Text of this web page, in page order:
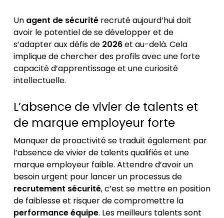
Un agent de sécuritérecruté aujourd’hui doit
avoir le potentiel de se développer et de
s’adapter aux défis de 2026et au-delà. Cela
implique de chercher des profils avec une forte
capacité d’apprentissage et une curiosité
intellectuelle.
L’absence de vivier de talents et
de marque employeur forte
Manquer de proactivité se traduit également par
l’absence de vivier de talents qualifiés et une
marque employeur faible. Attendre d’avoir un
besoin urgent pour lancer un processus de
recrutement sécurité, c’est se mettre en position
de faiblesse et risquer de compromettre la
performance équipe. Les meilleurs talents sont